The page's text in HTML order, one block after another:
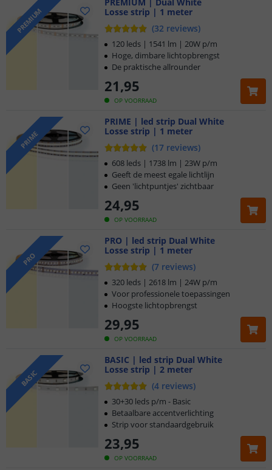
toepassingen
Bekijk deze video over de verschillen tussen de varianten en
laat je inspireren op onze inspiratiepagina met voorbeelden in
PREMIUM
Losse strip | 1 meter
(32 reviews)
OP VOORRAAD
21,95
120 leds | 1541 lm | 20W p/m
Hoge, dimbare lichtopbrengst
De praktische allrounder
PRIME
PRIME | led strip Dual White
Losse strip | 1 meter
(17 reviews)
OP VOORRAAD
24,95
608 leds | 1738 lm | 23W p/m
Geeft de meest egale lichtlijn
Geen 'lichtpuntjes' zichtbaar
PRO
PRO | led strip Dual White
Losse strip | 1 meter
(7 reviews)
OP VOORRAAD
29,95
320 leds | 2618 lm | 24W p/m
Voor professionele toepassingen
Hoogste lichtopbrengst
BASIC
BASIC | led strip Dual White
Losse strip | 2 meter
(4 reviews)
OP VOORRAAD
23,95
30+30 leds p/m - Basic
Betaalbare accentverlichting
Strip voor standaardgebruik